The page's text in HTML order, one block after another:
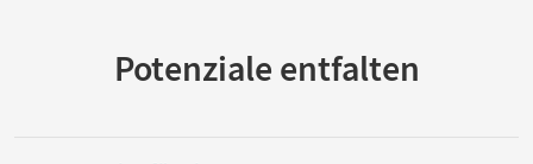
Potenziale entfalten